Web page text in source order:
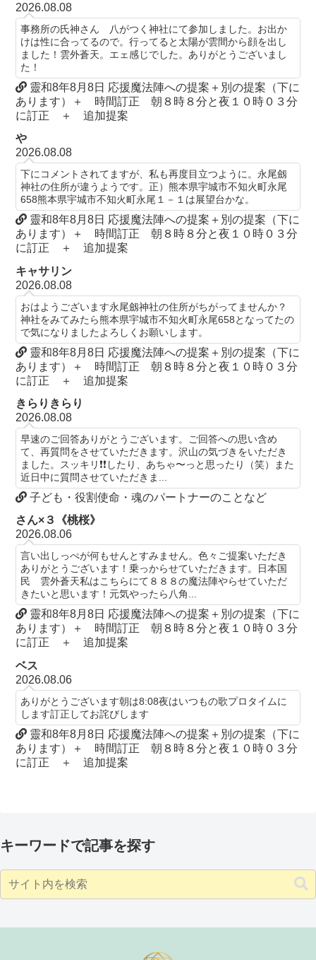
2026.08.08
事務所の氏神さん 八がつく神社にて参加しました。お出か
けは性に合ってるので。行ってると太陽が雲間から顔を出し
ました！雲外蒼天。エェ感じでした。ありがとうございまし
た！
靈和8年8月8日 応援魔法陣への提案＋別の提案（下に
あります）＋ 時間訂正 朝８時８分と夜１０時０３分
に訂正 ＋ 追加提案
や
2026.08.08
下にコメントされてますが、私も再度目立つように。永尾劔
神社の住所が違うようです。正）熊本県宇城市不知火町永尾
658熊本県宇城市不知火町永尾１－１は展望台かな。
靈和8年8月8日 応援魔法陣への提案＋別の提案（下に
あります）＋ 時間訂正 朝８時８分と夜１０時０３分
に訂正 ＋ 追加提案
キャサリン
2026.08.08
おはようございます永尾劔神社の住所がちがってませんか？
神社をみてみたら熊本県宇城市不知火町永尾658となってたの
で気になりましたよろしくお願いします。
靈和8年8月8日 応援魔法陣への提案＋別の提案（下に
あります）＋ 時間訂正 朝８時８分と夜１０時０３分
に訂正 ＋ 追加提案
きらりきらり
2026.08.08
早速のご回答ありがとうございます。ご回答への思い含め
て、再質問をさせていただきます。沢山の気づきをいただき
ました。スッキリ❗️❗️したり、あちゃ〜っと思ったり（笑）また
近日中に質問させていただきま...
子ども・役割使命・魂のパートナーのことなど
さん×３《桃桜》
2026.08.06
言い出しっぺが何もせんとすみません。色々ご提案いただき
ありがとうございます！乗っからせていただきます。日本国
民 雲外蒼天私はこちらにて８８８の魔法陣やらせていただ
きたいと思います！元気やったら八角...
靈和8年8月8日 応援魔法陣への提案＋別の提案（下に
あります）＋ 時間訂正 朝８時８分と夜１０時０３分
に訂正 ＋ 追加提案
ベス
2026.08.06
ありがとうございます朝は8:08夜はいつもの歌プロタイムに
します訂正してお詫びします
靈和8年8月8日 応援魔法陣への提案＋別の提案（下に
あります）＋ 時間訂正 朝８時８分と夜１０時０３分
に訂正 ＋ 追加提案
キーワードで記事を探す